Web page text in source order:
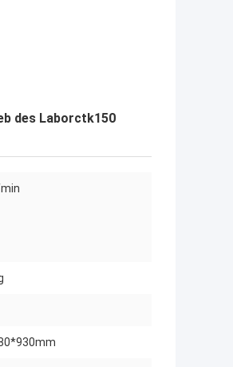
des Laborctk150